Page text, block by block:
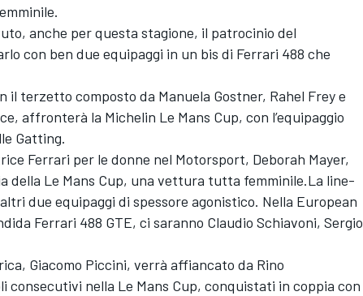
anche per questa stagione, il patrocinio del
con ben due equipaggi in un bis di Ferrari 488 che
il terzetto composto da Manuela Gostner, Rahel Frey e
affronterà la Michelin Le Mans Cup, con l’equipaggio
Gatting.
Ferrari per le donne nel Motorsport, Deborah Mayer,
della Le Mans Cup, una vettura tutta femminile.La line-
due equipaggi di spessore agonistico. Nella European
Ferrari 488 GTE, ci saranno Claudio Schiavoni, Sergio
Giacomo Piccini, verrà affiancato da Rino
consecutivi nella Le Mans Cup, conquistati in coppia con